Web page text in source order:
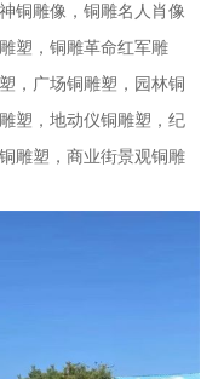
铜雕像，铜雕名人肖像
塑，铜雕革命红军雕
，广场铜雕塑，园林铜
塑，地动仪铜雕塑，纪
雕塑，商业街景观铜雕